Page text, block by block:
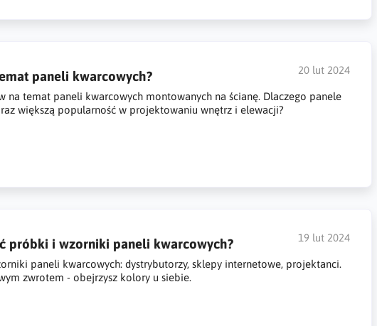
20 lut 2024
paneli kwarcowych?
na temat paneli kwarcowych montowanych na ścianę. Dlaczego panele
większą popularność w projektowaniu wnętrz i elewacji?
19 lut 2024
próbki i wzorniki paneli kwarcowych?
paneli kwarcowych: dystrybutorzy, sklepy internetowe, projektanci.
zwrotem - obejrzysz kolory u siebie.